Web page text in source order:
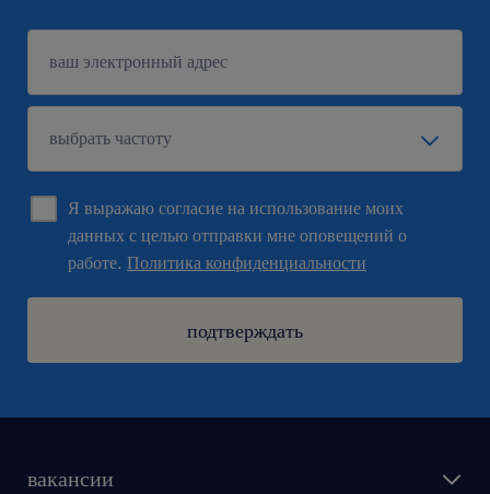
Я выражаю согласие на использование моих
данных с целью отправки мне оповещений о
работе. Политика конфиденциальности
подтверждать
вакансии